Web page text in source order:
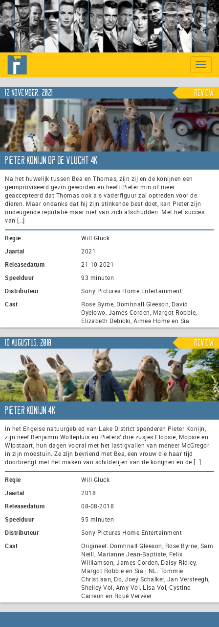
Previous
Toggle
12 november, 2021 Review
Pieter Konijn op de Vlucht 4K
Na het huwelijk tussen Bea en Thomas, zijn zij en de konijnen een
geïmproviseerd gezin geworden en heeft Pieter min of meer
geaccepteerd dat Thomas ook als vaderfiguur zal optreden voor de
dieren. Maar ondanks dat hij zijn stinkende best doet, kan Pieter zijn
ondeugende reputatie maar niet van zich afschudden. Met het succes
van […]
Regie
Will Gluck
Jaartal
2021
Releasedatum
21-10-2021
Speelduur
93 minuten
Distributeur
Sony Pictures Home Entertainment
Cast
Rose Byrne, Domhnall Gleeson, David
Oyelowo, James Corden, Margot Robbie,
Elizabeth Debicki, Aimee Home en Sia
16 augustus, 2018 Review
Pieter Konijn 4K
In het Engelse natuurgebied van Lake District spenderen Pieter Konijn,
zijn neef Benjamin Wollepluis en Pieters’ drie zusjes Flopsie, Mopsie en
Wipstaart, hun dagen vooral met het lastigvallen van meneer McGregor
in zijn moestuin. Ze zijn bevriend met Bea, een vrouw die haar tijd
doorbrengt met het maken van schilderijen van de konijnen en de […]
Regie
Will Gluck
Jaartal
2018
Releasedatum
08-08-2018
Speelduur
95 minuten
Distributeur
Sony Pictures Home Entertainment
Cast
Origineel: Domhnall Gleeson, Rose Byrne, Sam
Neill, Marianne Jean-Baptiste, Felix
Williamson, James Corden, Daisy Ridley,
Margot Robbie en Sia | NL: Tommie
Christiaan, Do, Joey Schalker, Jan Versteegh,
Shelley Vol, Amy Vol, Lisa Vol, Cystine
Carreon en Roué Verveer